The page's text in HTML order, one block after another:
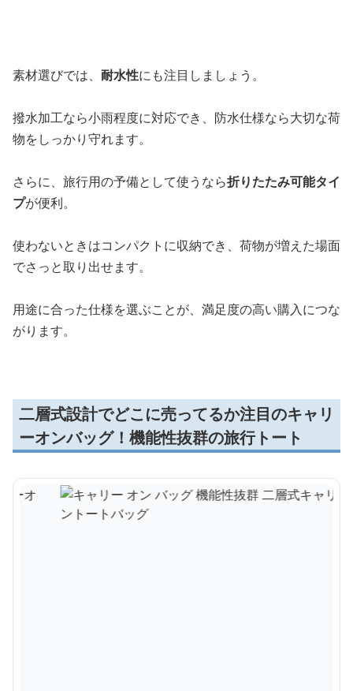
素材選びでは、 耐水性にも注目しましょう。
撥水加工なら小雨程度に対応でき、防水仕様なら大切な荷
物をしっかり守れます。
さらに、旅行用の予備として使うなら折りたたみ可能タイ
プが便利。
使わないときはコンパクトに収納でき、荷物が増えた場面
でさっと取り出せます。
用途に合った仕様を選ぶことが、満足度の高い購入につな
がります。
二層式設計でどこに売ってるか注目のキャリ
ーオンバッグ！機能性抜群の旅行トート